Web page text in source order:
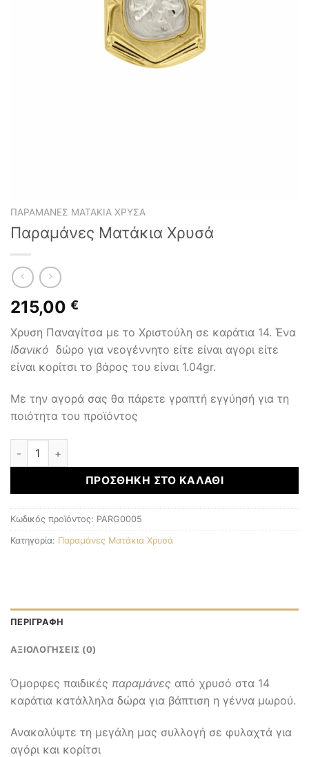
ΠΑΡΑΜΆΝΕΣ ΜΑΤΆΚΙΑ ΧΡΥΣΆ
Παραμάνες Ματάκια Χρυσά
215,00 €
Χρυση Παναγίτσα με το Χριστούλη σε καράτια 14. Ένα
Ιδανικό δώρο για νεογέννητο είτε είναι αγορι είτε
είναι κορίτσι το βάρος του είναι 1.04gr.
Με την αγορά σας θα πάρετε γραπτή εγγύησή για τη
ποιότητα του προϊόντος
Παραμάνες Ματάκια Χρυσά ποσότητα
ΠΡΟΣΘΉΚΗ ΣΤΟ ΚΑΛΆΘΙ
Κωδικός προϊόντος: PARG0005
Κατηγορία: Παραμάνες Ματάκια Χρυσά
ΠΕΡΙΓΡΑΦΉ
ΑΞΙΟΛΟΓΉΣΕΙΣ (0)
Όμορφες παιδικές παραμάνες από χρυσό στα 14
καράτια κατάλληλα δώρα για βάπτιση η γέννα μωρού.
Ανακαλύψτε τη μεγάλη μας συλλογή σε φυλαχτά για
αγόρι και κορίτσι